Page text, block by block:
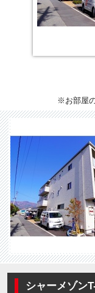
※お部屋
シャーメゾン